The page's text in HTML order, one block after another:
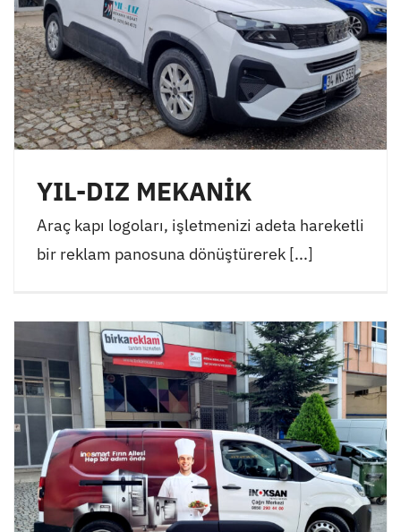
YIL-DIZ MEKANİK
Araç kapı logoları, işletmenizi adeta hareketli
bir reklam panosuna dönüştürerek [...]